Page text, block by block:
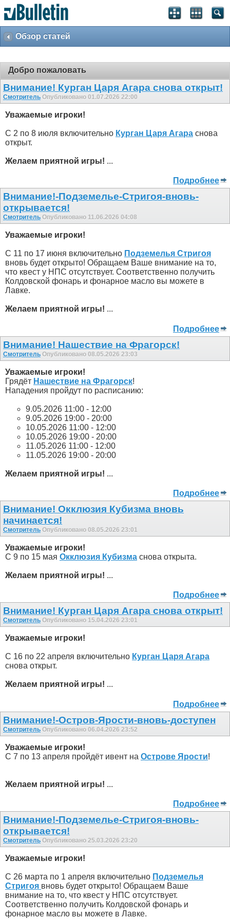
Обзор статей
Добро пожаловать
Внимание! Курган Царя Агара снова открыт!
Смотритель Опубликовано 01.07.2026 22:00
Уважаемые игроки!
С 2 по 8 июля включительно Курган Царя Агара снова
открыт.
Желаем приятной игры! ...
Подробнее
Внимание!-Подземелье-Стригоя-вновь-
открывается!
Смотритель Опубликовано 11.06.2026 04:08
Уважаемые игроки!
С 11 по 17 июня включительно Подземелья Стригоя
вновь будет открыто! Обращаем Ваше внимание на то,
что квест у НПС отсутствует. Соответственно получить
Колдовской фонарь и фонарное масло вы можете в
Лавке.
Желаем приятной игры! ...
Подробнее
Внимание! Нашествие на Фрагорск!
Смотритель Опубликовано 08.05.2026 23:03
Уважаемые игроки!
Грядёт Нашествие на Фрагорск!
Нападения пройдут по расписанию:
9.05.2026 11:00 - 12:00
9.05.2026 19:00 - 20:00
10.05.2026 11:00 - 12:00
10.05.2026 19:00 - 20:00
11.05.2026 11:00 - 12:00
11.05.2026 19:00 - 20:00
Желаем приятной игры! ...
Подробнее
Внимание! Окклюзия Кубизма внoвь
начинается!
Смотритель Опубликовано 08.05.2026 23:01
Уважаемые игроки!
С 9 по 15 мая Окклюзия Кубизма снова открыта.
Желаем приятной игры! ...
Подробнее
Внимание! Курган Царя Агара снова открыт!
Смотритель Опубликовано 15.04.2026 23:01
Уважаемые игроки!
С 16 по 22 апреля включительно Курган Царя Агара
снова открыт.
Желаем приятной игры! ...
Подробнее
Внимание!-Остров-Ярости-вновь-доступен
Смотритель Опубликовано 06.04.2026 23:52
Уважаемые игроки!
С 7 по 13 апреля пройдёт ивент на Острове Ярости!
Желаем приятной игры! ...
Подробнее
Внимание!-Подземелье-Стригоя-вновь-
открывается!
Смотритель Опубликовано 25.03.2026 23:20
Уважаемые игроки!
С 26 марта по 1 апреля включительно Подземелья
Стригоя вновь будет открыто! Обращаем Ваше
внимание на то, что квест у НПС отсутствует.
Соответственно получить Колдовской фонарь и
фонарное масло вы можете в Лавке.